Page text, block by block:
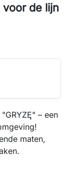
voor de lijn
– een
maten,